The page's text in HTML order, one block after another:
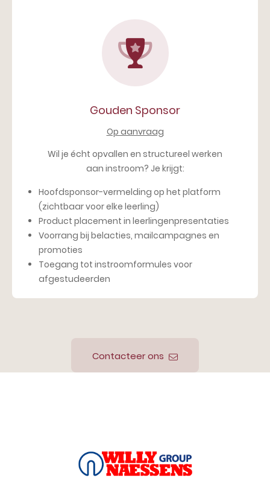
Gouden Sponsor
Op aanvraag
Wil je écht opvallen en structureel werken
aan instroom? Je krijgt:
Hoofdsponsor-vermelding op het platform
(zichtbaar voor elke leerling)
Product placement in leerlingenpresentaties
Voorrang bij belacties, mailcampagnes en
promoties
Toegang tot instroomformules voor
afgestudeerden
Contacteer ons